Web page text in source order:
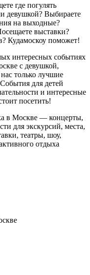
где погулять
девушкой? Выбираете
на выходные?
выставки?
Кудамоскоу поможет!
интересных событиях
с девушкой,
только лучшие
для детей
и интересные
посетить!
в Москве — концерты,
для экскурсий, места,
театры, шоу,
отдыха